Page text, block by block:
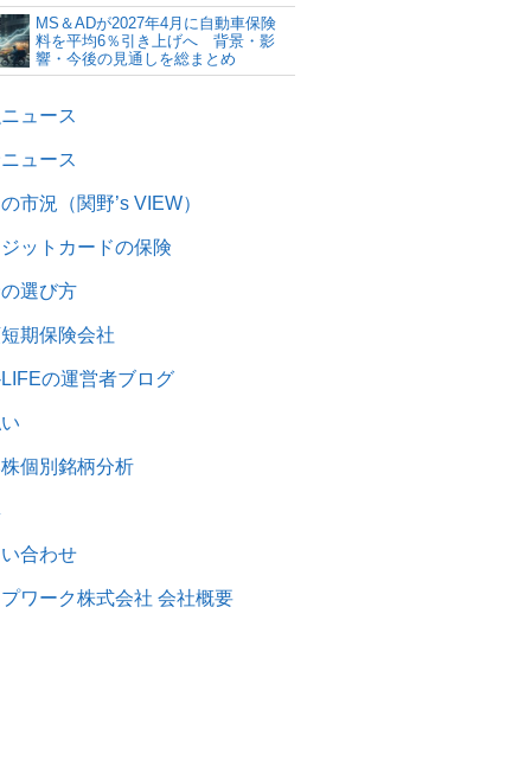
MS＆ADが2027年4月に自動車保険
料を平均6％引き上げへ 背景・影
響・今後の見通しを総まとめ
ュース
ュース
市況（関野’s VIEW）
ットカードの保険
選び方
期保険会社
の運営者ブログ
個別銘柄分析
合わせ
ワーク株式会社 会社概要